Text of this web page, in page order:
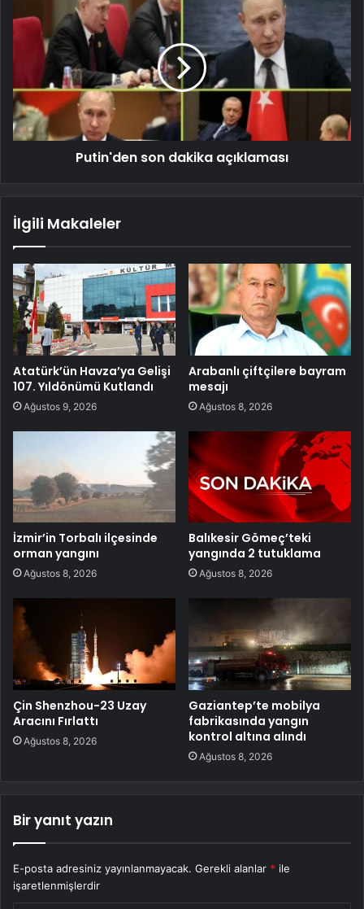
Putin'den son dakika açıklaması
İlgili Makaleler
Atatürk’ün Havza’ya Gelişi
107. Yıldönümü Kutlandı
Ağustos 9, 2026
Arabanlı çiftçilere bayram
mesajı
Ağustos 8, 2026
İzmir’in Torbalı ilçesinde
orman yangını
Ağustos 8, 2026
Balıkesir Gömeç’teki
yangında 2 tutuklama
Ağustos 8, 2026
Çin Shenzhou-23 Uzay
Aracını Fırlattı
Ağustos 8, 2026
Gaziantep’te mobilya
fabrikasında yangın
kontrol altına alındı
Ağustos 8, 2026
Bir yanıt yazın
E-posta adresiniz yayınlanmayacak. Gerekli alanlar * ile
işaretlenmişlerdir